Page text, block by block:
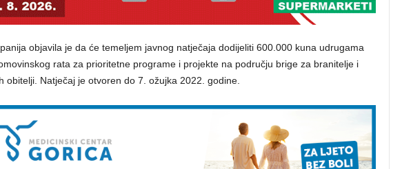
objavila je da će temeljem javnog natječaja dodijeliti 600.000 kuna udrugama
rata za prioritetne programe i projekte na području brige za branitelje i
obitelji. Natječaj je otvoren do 7. ožujka 2022. godine.